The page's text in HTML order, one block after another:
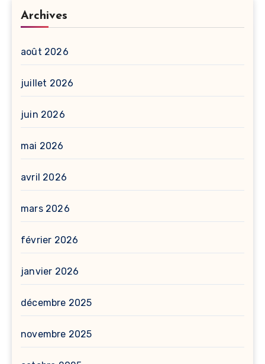
Archives
août 2026
juillet 2026
juin 2026
mai 2026
avril 2026
mars 2026
février 2026
janvier 2026
décembre 2025
novembre 2025